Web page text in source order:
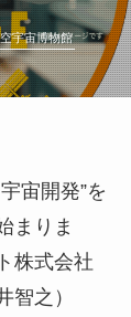
宇宙博物館
宙開発”を
まりま
株式会社
智之）